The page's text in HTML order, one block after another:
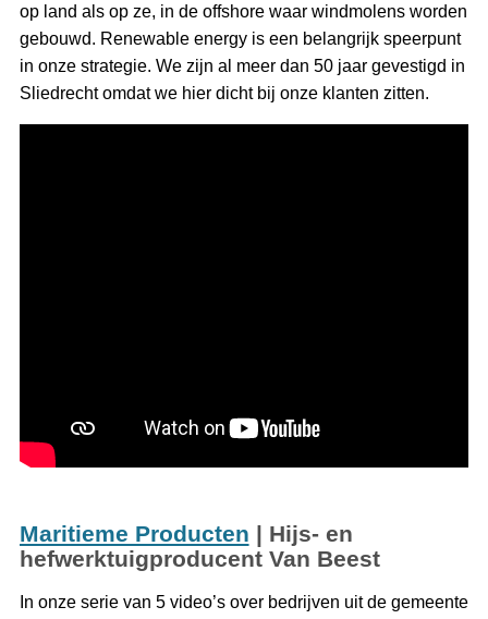
op land als op ze, in de offshore waar windmolens worden
gebouwd. Renewable energy is een belangrijk speerpunt
in onze strategie. We zijn al meer dan 50 jaar gevestigd in
Sliedrecht omdat we hier dicht bij onze klanten zitten.
Maritieme Producten | Hijs- en
hefwerktuigproducent Van Beest
In onze serie van 5 video’s over bedrijven uit de gemeente